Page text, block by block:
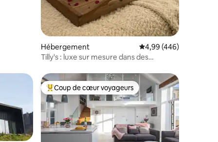
Hébergement Évaluation moyenne
4,99 (446)
Tilly's : luxe sur mesure dans des
Coups de cœur voyageurs les plus appréciés
Coup de cœur voyageurs